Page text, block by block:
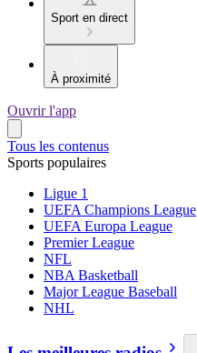
Sport en direct
À proximité
Ouvrir l'app
Tous les contenus
Sports populaires
Ligue 1
UEFA Champions League
UEFA Europa League
Premier League
NFL
NBA Basketball
Major League Baseball
NHL